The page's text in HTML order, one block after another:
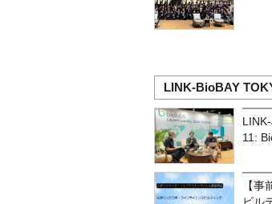
LINK-BioBAY
11:
【
ビル